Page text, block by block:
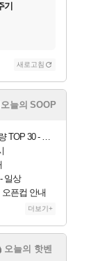
새로고침
오늘의 SOOP
- 월간 치지직
일상
픈컵 안내
더보기+
오늘의 핫벤